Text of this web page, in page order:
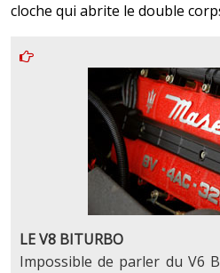
cloche qui abrite le double
LE V8 BITURBO
Impossible de parler du V6